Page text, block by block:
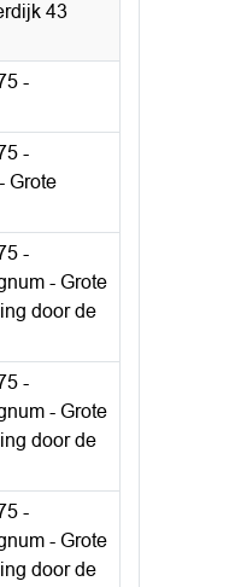
43
-
-
Grote
-
- Grote
door de
-
- Grote
door de
-
- Grote
door de